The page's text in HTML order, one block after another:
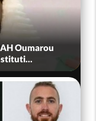
Oumarou